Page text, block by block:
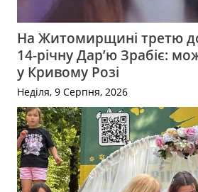
На Житомирщині третю
14-річну Дар’ю Зрабіє:
у Кривому Розі
Неділя, 9 Серпня, 2026